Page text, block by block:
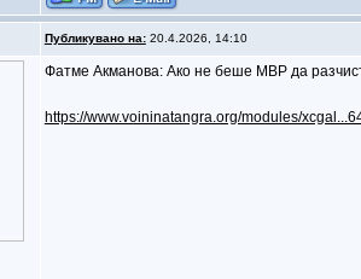
Публикувано на:20.4.2026, 14:10
Фатме Акманова: Ако не беше МВР да
https://www.voininatangra.org/modules/